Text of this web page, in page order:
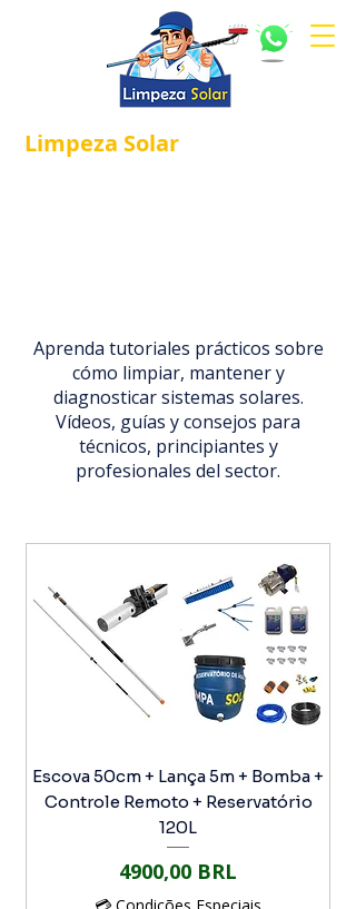
Limpeza Solar®
Aprenda tutoriales prácticos sobre
cómo limpiar, mantener y
diagnosticar sistemas solares.
Vídeos, guías y consejos para
técnicos, principiantes y
profesionales del sector.
Escova 50cm + Lança 5m + Bomba +
Controle Remoto + Reservatório
120L
Precio
4900,00 BRL